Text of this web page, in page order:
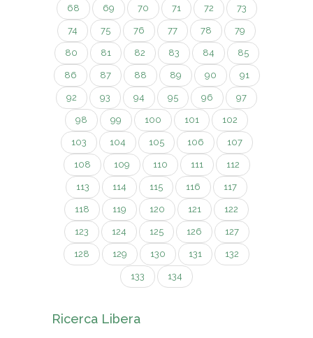
68 69 70 71 72 73
74 75 76 77 78 79
80 81 82 83 84 85
86 87 88 89 90 91
92 93 94 95 96 97
98 99 100 101 102
103 104 105 106 107
108 109 110 111 112
113 114 115 116 117
118 119 120 121 122
123 124 125 126 127
128 129 130 131 132
133 134
Ricerca Libera